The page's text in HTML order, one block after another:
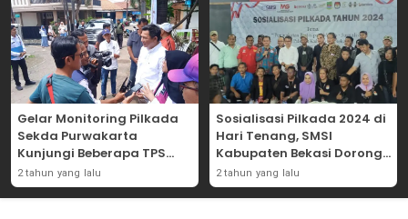
Gelar Monitoring Pilkada
Sekda Purwakarta
Kunjungi Beberapa TPS
Yang Ada Di Purwakarta
2 tahun yang lalu
Sosialisasi Pilkada 2024 di
Hari Tenang, SMSI
Kabupaten Bekasi Dorong
Angka Partisipasi
Masyarakat
2 tahun yang lalu